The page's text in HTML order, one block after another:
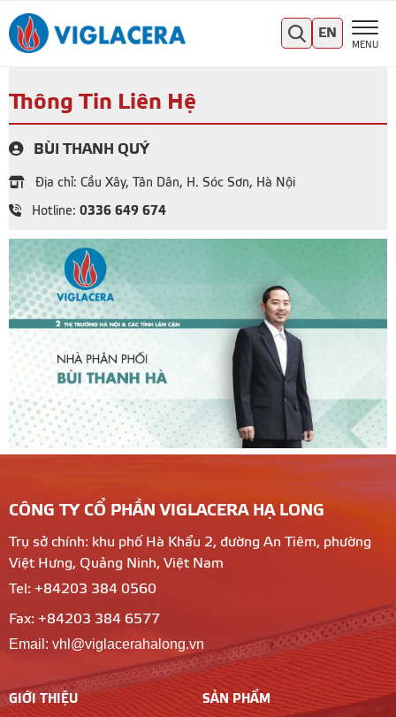
MENU
EN
Thông Tin Liên Hệ
BÙI THANH QUÝ
Địa chỉ: Cầu Xây, Tân Dân, H. Sóc Sơn, Hà Nội
Hotline: 0336 649 674
CÔNG TY CỔ PHẦN VIGLACERA HẠ LONG
Trụ sở chính: khu phố Hà Khẩu 2, đường An Tiêm, phường
Việt Hưng, Quảng Ninh, Việt Nam
Tel: +84203 384 0560
Fax: +84203 384 6577
Email: vhl@viglacerahalong.vn
GIỚI THIỆU SẢN PHẨM